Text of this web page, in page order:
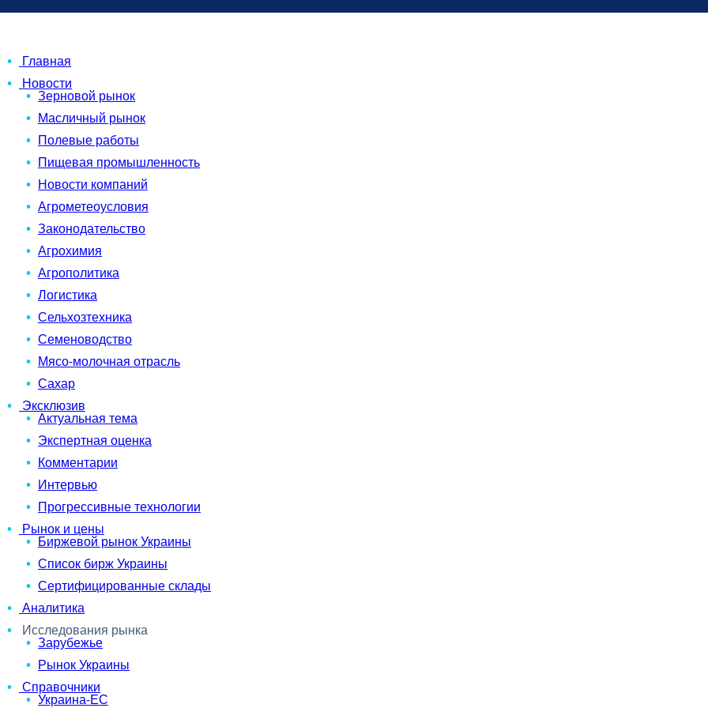
Главная
Новости
Зерновой рынок
Масличный рынок
Полевые работы
Пищевая промышленность
Новости компаний
Агрометеоусловия
Законодательство
Агрохимия
Агрополитика
Логистика
Сельхозтехника
Семеноводство
Мясо-молочная отрасль
Сахар
Эксклюзив
Актуальная тема
Экспертная оценка
Комментарии
Интервью
Прогрессивные технологии
Рынок и цены
Биржевой рынок Украины
Список бирж Украины
Сертифицированные склады
Аналитика
Исследования рынка
Зарубежье
Рынок Украины
Справочники
Украина-ЕС